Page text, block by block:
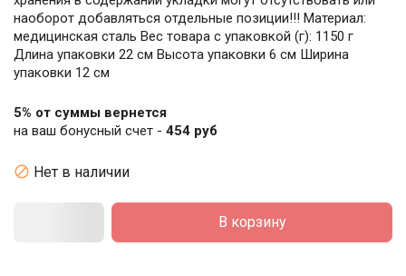
наоборот добавляться отдельные позиции!!! Материал:
медицинская сталь Вес товара с упаковкой (г): 1150 г
Длина упаковки 22 см Высота упаковки 6 см Ширина
упаковки 12 см
5% от суммы вернется
на ваш бонусный счет - 454 руб
 Нет в наличии
В корзину